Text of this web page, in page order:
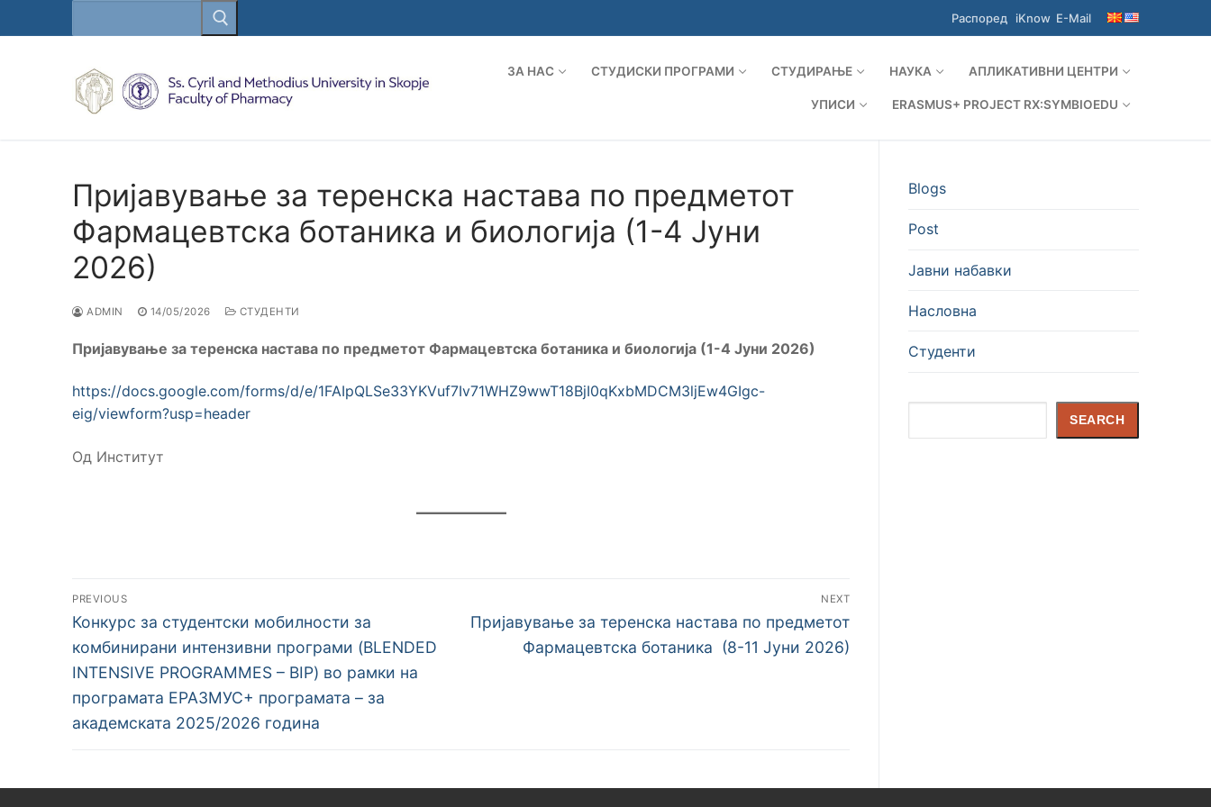
to
Search
Распоред iKnow E-Mail
ЗА НАС СТУДИСКИ ПРОГРАМИ СТУДИРАЊЕ НАУКА АПЛИКАТИВНИ ЦЕНТРИ
УПИСИ ERASMUS+ PROJECT RX:SYMBIOEDU
Пријавување за теренска настава по предметот
Фармацевтска ботаника и биологија (1-4 Јуни
2026)
ADMIN 14/05/2026 СТУДЕНТИ
Пријавување за теренска настава по предметот Фармацевтска ботаника и биологија (1-4 Јуни 2026)
https://docs.google.com/forms/d/e/1FAIpQLSe33YKVuf7Iv71WHZ9wwT18BjI0qKxbMDCM3ljEw4GIgc-
eig/viewform?usp=header
Од Институт
Навигација
на
напис
PREVIOUS
Previous
post:
Конкурс за студентски мобилности за
комбинирани интензивни програми (BLENDED
INTENSIVE PROGRAMMES – BIP) во рамки на
програмата ЕРАЗМУС+ програмата – за
академската 2025/2026 година
NEXT
Next
Пријавување за теренска настава по предметот
Фармацевтска ботаника (8-11 Јуни 2026)
Blogs
Post
Јавни набавки
Насловна
Студенти
SEARCH